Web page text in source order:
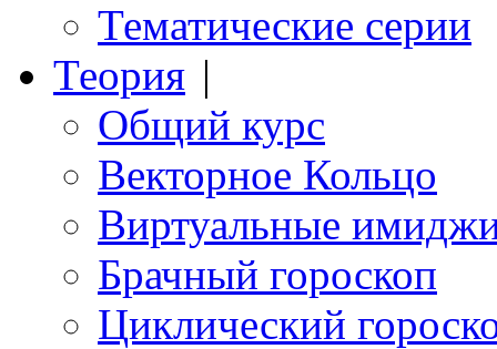
Тематические серии
Теория |
Общий курс
Векторное Кольцо
Виртуальные
Брачный гороскоп
Циклический